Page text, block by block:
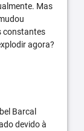
Mas
constantes
agora?
Barcal
devido à